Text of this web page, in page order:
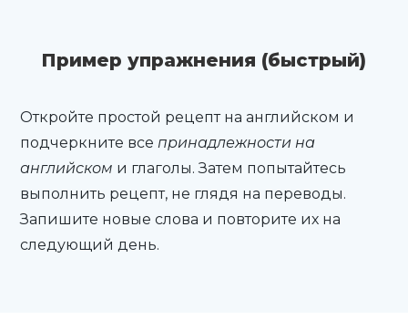
Пример упражнения (быстрый)
Откройте простой рецепт на английском и
подчеркните всепринадлежности на
английском и глаголы. Затем попытайтесь
выполнить рецепт, не глядя на переводы.
Запишите новые слова и повторите их на
следующий день.